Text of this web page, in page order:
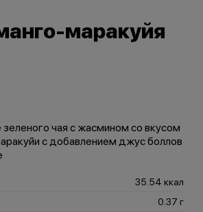
маракуйя
зеленого чая с жасмином со вкусом
с добавлением джус боллов
35.54 ккал
0.37 г